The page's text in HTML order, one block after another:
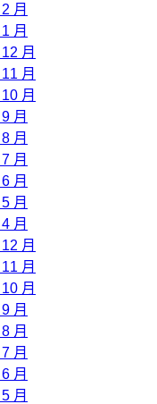
月
月
月
月
月
月
月
月
月
月
月
月
月
月
月
月
月
月
月